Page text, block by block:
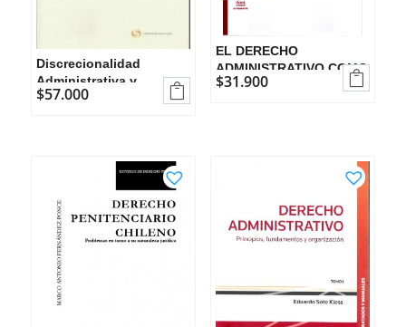
Discrecionalidad
Administrativa y
Razonabilidad
$57.000 
EL DERECHO
ADMINISTRATIVO COMO
SISTEMA AUTÓNOMO
$31.900 